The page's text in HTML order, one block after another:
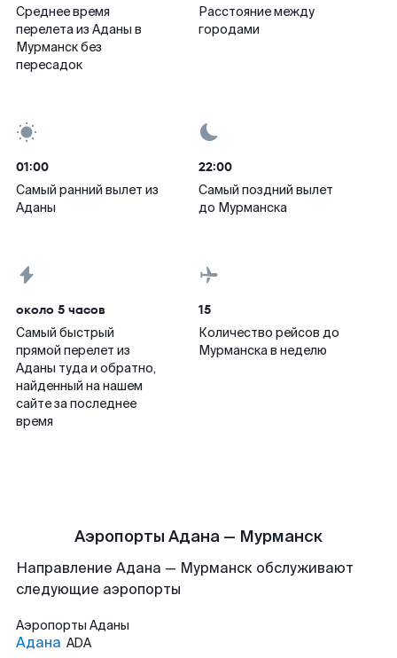
Среднее время
перелета из Аданы в
Мурманск без
пересадок
Расстояние между
городами
01:00
Самый ранний вылет из
Аданы
22:00
Самый поздний вылет
до Мурманска
около 5 часов
Самый быстрый
прямой перелет из
Аданы туда и обратно,
найденный на нашем
сайте за последнее
время
15
Количество рейсов до
Мурманска в неделю
Аэропорты Адана — Мурманск
Направление Адана — Мурманск обслуживают
следующие аэропорты
Аэропорты Аданы
Адана ADA